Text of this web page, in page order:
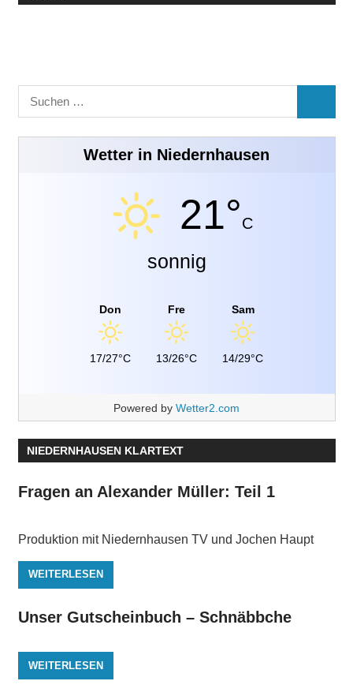
Suchen
nach:
Wetter in Niedernhausen
21°C
sonnig
Don
17/27°C
Fre
13/26°C
Sam
14/29°C
Powered by Wetter2.com
NIEDERNHAUSEN KLARTEXT
Fragen an Alexander Müller: Teil 1
Produktion mit Niedernhausen TV und Jochen Haupt
WEITERLESEN
Unser Gutscheinbuch – Schnäbbche
WEITERLESEN